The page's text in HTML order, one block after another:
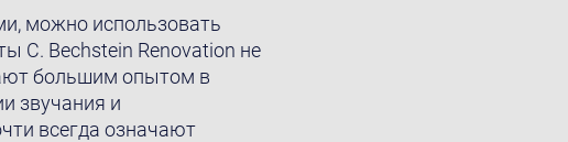
можно использовать
C. Bechstein Renovation не
большим опытом в
звучания и
всегда означают